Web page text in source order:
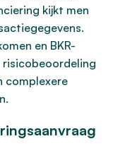
kijkt men
en BKR-
complexere